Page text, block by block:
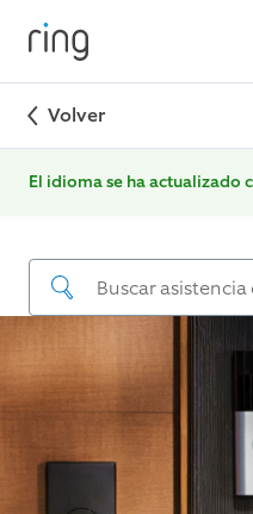
Volver
El idioma se ha actualizado